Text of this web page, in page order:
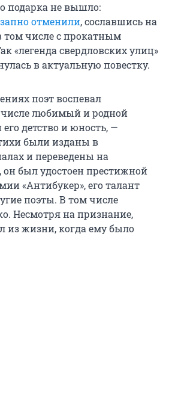
подарка не вышло:
отменили, сославшись на
том числе с прокатным
«легенда свердловских улиц»
в актуальную повестку.
поэт воспевал
числе любимый и родной
детство и юность, —
были изданы в
и переведены на
он был удостоен престижной
«Антибукер», его талант
поэты. В том числе
Несмотря на признание,
жизни, когда ему было